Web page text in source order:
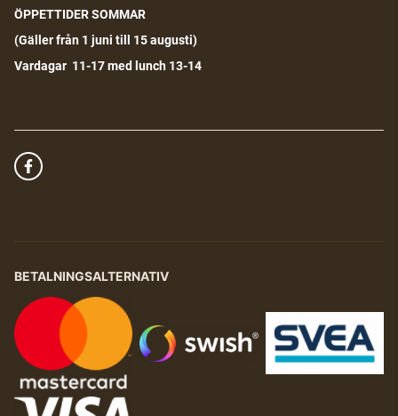
ÖPPETTIDER SOMMAR
(Gäller från 1 juni till 15 augusti)
Vardagar 11-17 med lunch 13-14
BETALNINGSALTERNATIV